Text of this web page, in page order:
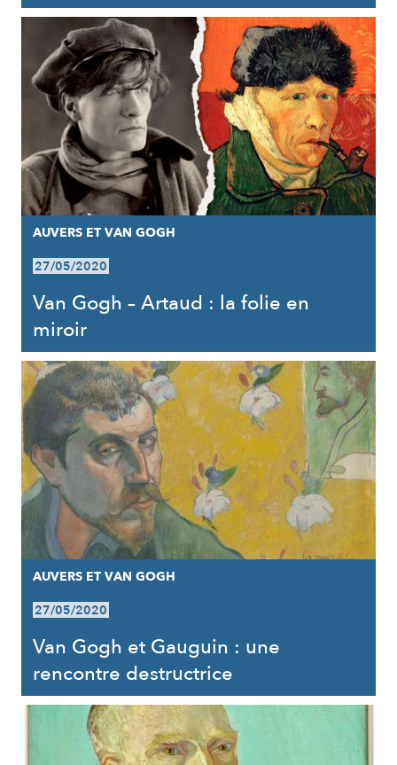
AUVERS ET VAN GOGH
27/05/2020
Van Gogh – Artaud : la folie en
miroir
AUVERS ET VAN GOGH
27/05/2020
Van Gogh et Gauguin : une
rencontre destructrice